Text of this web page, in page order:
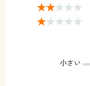
よくある質問とお問
小さい